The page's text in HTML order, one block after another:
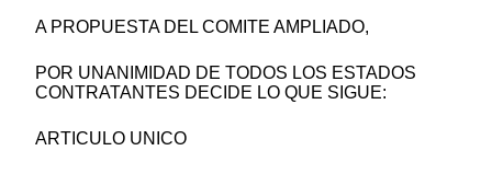
A PROPUESTA DEL COMITE AMPLIADO,
POR UNANIMIDAD DE TODOS LOS ESTADOS
CONTRATANTES DECIDE LO QUE SIGUE:
ARTICULO UNICO